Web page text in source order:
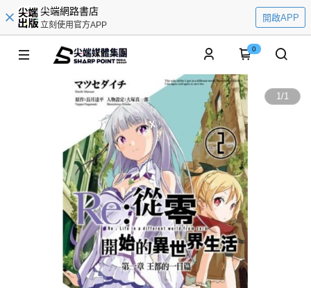
尖端網路書店
立刻使用官方APP
開啟APP
0
1/1